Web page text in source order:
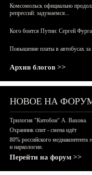
Комсомольск официально
репрессий: задумаемся...
Кого боится Путин: Сергей
Повышение платы в автобусах за
Архив блогов >>
НОВОЕ НА
Трилогия "Китобои" А. Вахова.
Охранник спит - смена идёт
80% российского медиаконтента
и наркологии.
Перейти на форум >>